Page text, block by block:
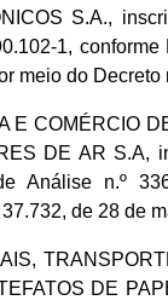
S.A.,
1,
meio do
E COMÉRCIO
DE AR S.A,
Análise n.º
de 28 de
DE